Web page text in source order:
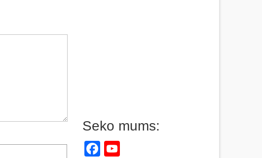
Seko mums:
Facebook